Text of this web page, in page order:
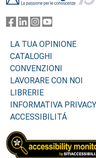
LA TUA OPINIONE
CATALOGHI
CONVENZIONI
LAVORARE CON NOI
LIBRERIE
INFORMATIVA PRIVACY
ACCESSIBILITÁ